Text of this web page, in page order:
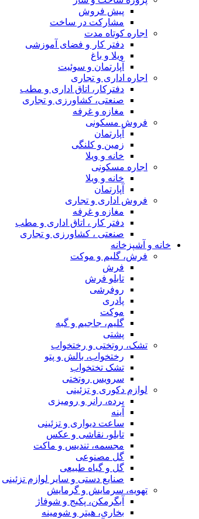
پیش فروش
مشارکت در ساخت
اجاره کوتاه مدت
دفتر کار و فضای آموزشی
ویلا و باغ
آپارتمان و سوئیت
اجاره اداری و تجاری
دفترکار، اتاق اداری و مطب
صنعتی، کشاورزی و تجاری
مغازه و غرفه
فروش مسکونی
آپارتمان
زمین و کلنگی
خانه و ویلا
اجاره مسکونی
خانه و ویلا
آپارتمان
فروش اداری و تجاری
مغازه و غرفه
دفتر کار ، اتاق اداری و مطب
صنعتی ، کشاورزی و تجاری
خانه و آشپزخانه
فرش، گلیم و موکت
فرش
تابلو فرش
روفرشی
پادری
موکت
گلیم، جاجیم و گبه
پشتی
تشک، روتختی و رختخواب
رختخواب، بالش و پتو
تشک تختخواب
سرویس روتختی
لوازم دکوری و تزئینی
پرده، رانر و رومیزی
آینه
ساعت دیواری و تزئینی
تابلو، نقاشی و عکس
مجسمه، تندیس و ماکت
گل مصنوعی
گل و گیاه طبیعی
صنایع دستی و سایر لوازم تزئینی
تهویه، سرمایش و گرمایش
آبگرمکن، پکیج و شوفاژ
بخاری، هیتر و شومینه